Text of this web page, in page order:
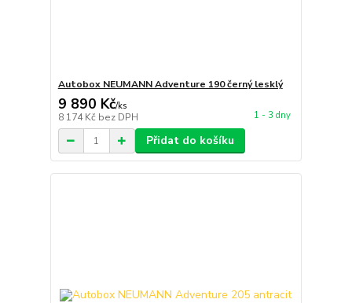
Autobox NEUMANN Adventure 190 černý lesklý
9 890 Kč/ks
8 174 Kč bez DPH 1 - 3 dny
Přidat do košíku